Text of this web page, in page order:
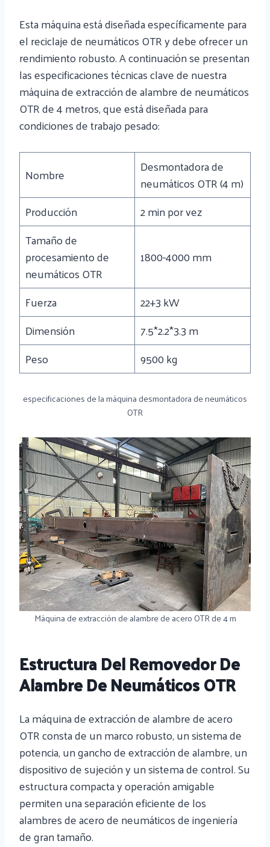
Esta máquina está diseñada específicamente para
el reciclaje de neumáticos OTR y debe ofrecer un
rendimiento robusto. A continuación se presentan
las especificaciones técnicas clave de nuestra
máquina de extracción de alambre de neumáticos
OTR de 4 metros, que está diseñada para
condiciones de trabajo pesado:
Nombre
Desmontadora de
neumáticos OTR (4 m)
Producción
2 min por vez
Tamaño de
procesamiento de
neumáticos OTR
1800-4000 mm
Fuerza
22+3 kW
Dimensión
7.5*2.2*3.3 m
Peso
9500 kg
especificaciones de la máquina desmontadora de neumáticos
OTR
Máquina de extracción de alambre de acero OTR de 4 m
Estructura Del Removedor De
Alambre De Neumáticos OTR
La máquina de extracción de alambre de acero
OTR consta de un marco robusto, un sistema de
potencia, un gancho de extracción de alambre, un
dispositivo de sujeción y un sistema de control. Su
estructura compacta y operación amigable
permiten una separación eficiente de los
alambres de acero de neumáticos de ingeniería
de gran tamaño.